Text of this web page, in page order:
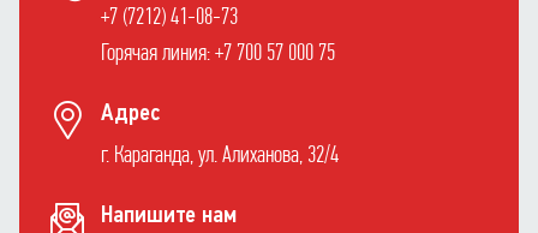
+7 (7212) 41-08-73
Горячая линия: +7 700 57 000 75
Адрес
г. Караганда, ул. Алиханова, 32/4
Напишите нам